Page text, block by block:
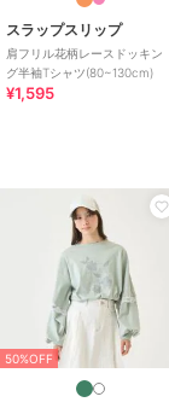
スラップスリップ
肩フリル花柄レースドッキン
グ半袖Tシャツ(80~130cm)
¥1,595
50%OFF